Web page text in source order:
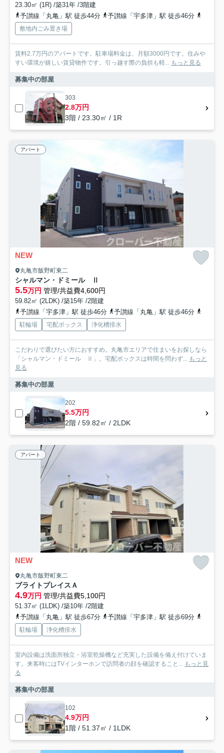
23.30㎡ (1R) /築31年 /3階建
予讃線「丸亀」駅 徒歩44分
予讃線「宇多津」駅 徒歩46分
敷地内ごみ置き場
賃料2.7万円のアパートです。駐車場料金は、月額3000円です。住みや
すい環境が嬉しい賃貸物件です。引っ越す際の負担も軽... もっと見る
募集中の部屋
303
2.8万円
3階 / 23.30㎡ / 1R
アパート
NEW
丸亀市飯野町東二
シャルマン・ドミール Ⅱ
5.5万円 管理/共益費4,600円
59.82㎡ (2LDK) /築15年 /2階建
予讃線「宇多津」駅 徒歩46分
予讃線「丸亀」駅 徒歩46分
駐輪場 宅配ボックス 浄化槽排水
こだわりで選びたい方におすすめ。丸亀市エリアで住まいをお探しなら
「シャルマン・ドミール Ⅱ」。宅配ボックスは時間を問わず... もっと
見る
募集中の部屋
202
5.5万円
2階 / 59.82㎡ / 2LDK
アパート
NEW
丸亀市飯野町東二
ブライトプレイスＡ
4.9万円 管理/共益費5,100円
51.37㎡ (1LDK) /築10年 /2階建
予讃線「丸亀」駅 徒歩67分
予讃線「宇多津」駅 徒歩69分
駐輪場 浄化槽排水
室内設備は洗面所独立・浴室乾燥機など充実した設備を備え付けていま
す。来客時にはTVインターホンで訪問者の顔を確認すること... もっと見
る
募集中の部屋
102
4.9万円
1階 / 51.37㎡ / 1LDK